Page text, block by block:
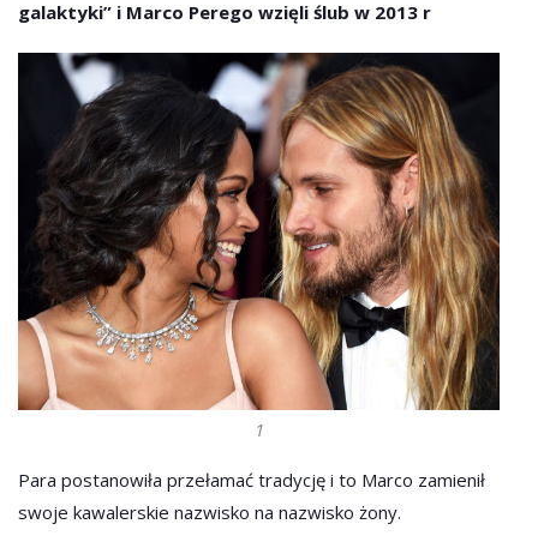
galaktyki” i Marco Perego wzięli ślub w 2013 r
1
Para postanowiła przełamać tradycję i to Marco zamienił
swoje kawalerskie nazwisko na nazwisko żony.